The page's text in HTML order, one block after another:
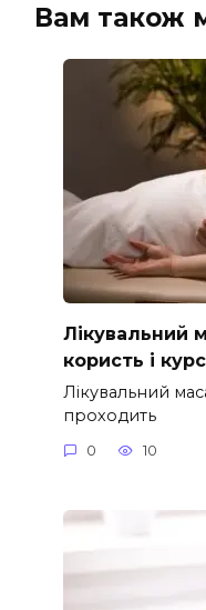
Вам також
Лікувальний
користь і курс
Лікувальний
проходить
0 10